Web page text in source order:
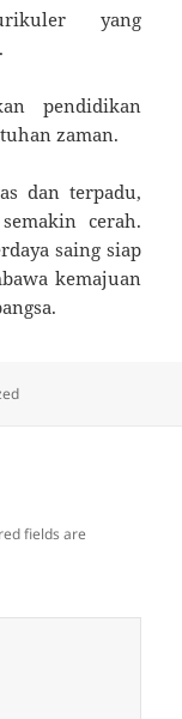
yang
pendidikan
zaman.
dan terpadu,
cerah.
saing siap
kemajuan
fields are